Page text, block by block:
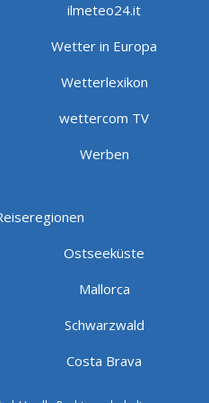
ilmeteo24.it
Wetter in Europa
Wetterlexikon
wettercom TV
Werben
Ostseeküste
Mallorca
Schwarzwald
Costa Brava